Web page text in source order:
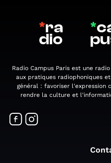
*ra
dio
*
Radio Campus Paris est une
aux pratiques radiophoniques
général : favoriser l'expression
rendre la culture et